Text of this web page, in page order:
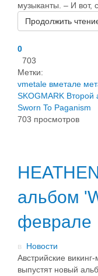
музыканты. – И вот,
Продолжить
0
703
Метки:
vmetale вметале
SKOGMARK Второй
Sworn To Paganism
703 просмотров
альбом
феврале
в Новости
Австрийские
выпустят новый